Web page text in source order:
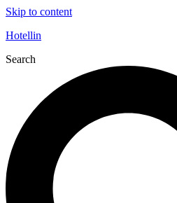
Skip to content
Hotellin
Search